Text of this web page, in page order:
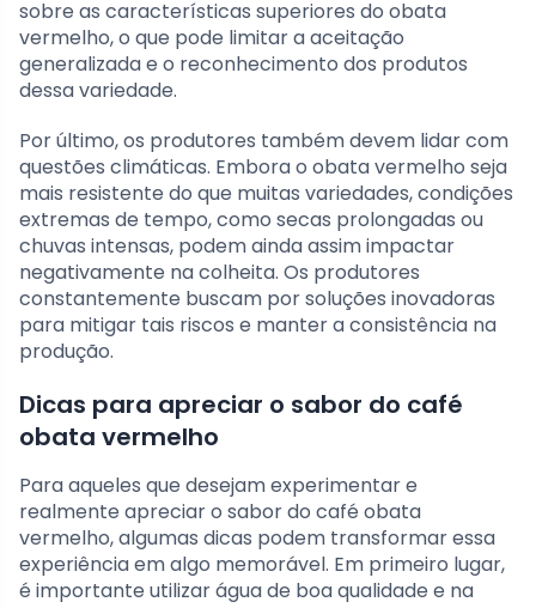
sobre as características superiores do obata
vermelho, o que pode limitar a aceitação
generalizada e o reconhecimento dos produtos
dessa variedade.
Por último, os produtores também devem lidar com
questões climáticas. Embora o obata vermelho seja
mais resistente do que muitas variedades, condições
extremas de tempo, como secas prolongadas ou
chuvas intensas, podem ainda assim impactar
negativamente na colheita. Os produtores
constantemente buscam por soluções inovadoras
para mitigar tais riscos e manter a consistência na
produção.
Dicas para apreciar o sabor do café
obata vermelho
Para aqueles que desejam experimentar e
realmente apreciar o sabor do café obata
vermelho, algumas dicas podem transformar essa
experiência em algo memorável. Em primeiro lugar,
é importante utilizar água de boa qualidade e na